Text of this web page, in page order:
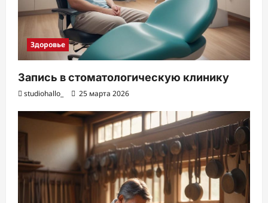
Здоровье
Запись в стоматологическую клинику
studiohallo_ 25 марта 2026